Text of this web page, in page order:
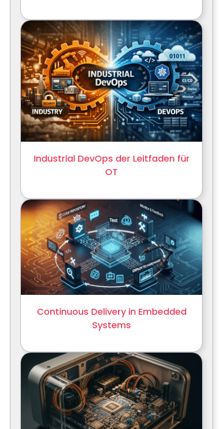
Industrial DevOps der Leitfaden für
OT
Continuous Delivery in Embedded
Systems